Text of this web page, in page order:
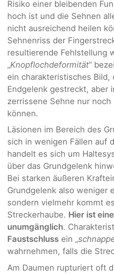
Risiko einer bleibenden
hoch ist und die Sehnen
nicht ausreichend heilen
Sehnenriss der
resultierende Fehlstellung
„Knopflochdeformität“
ein charakteristisches Bild,
Endgelenk gestreckt, aber
zerrissene Sehne nur
können.
Läsionen im Bereich des
sich in wenigen Fällen auf
handelt es sich um
über das Grundgelenk
Bei starken äußeren
Grundgelenk also weniger
sondern vielmehr kommt
Streckerhaube. Hier ist
unumgänglich.
Faustschluss ein „
wahrnehmen, falls die
Am Daumen rupturiert oft